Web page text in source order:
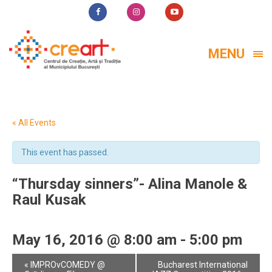
MENU
« All Events
This event has passed.
“Thursday sinners”- Alina Manole &
Raul Kusak
May 16, 2016 @ 8:00 am - 5:00 pm
Event
« IMPROvCOMEDY @
Bucharest International